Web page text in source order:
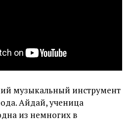
музыкальный инструмент
Айдай, ученица
из немногих в